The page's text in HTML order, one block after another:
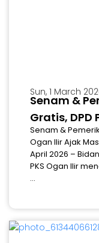
Sun, 1 March
Senam &
Gratis, DPD
Senam &
Ogan Ilir Ajak
April 2026 –
PKS Ogan Ilir
...